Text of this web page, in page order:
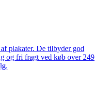
plakater. De tilbyder god
og fri fragt ved køb over 249